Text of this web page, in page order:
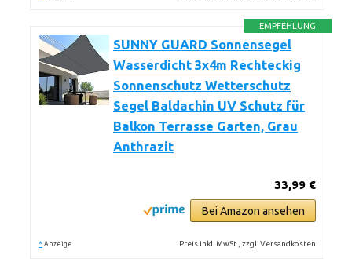
EMPFEHLUNG
SUNNY GUARD Sonnensegel
Wasserdicht 3x4m Rechteckig
Sonnenschutz Wetterschutz
Segel Baldachin UV Schutz für
Balkon Terrasse Garten, Grau
Anthrazit
33,99 €
Bei Amazon ansehen
* Anzeige Preis inkl. MwSt., zzgl. Versandkosten